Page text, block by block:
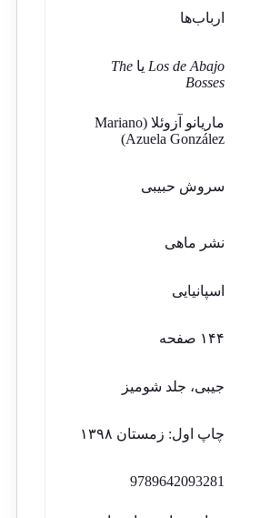
ارباب‌ها
Los de Abajo یا The
Bosses
ماریانو آزوئلا (Mariano
Azuela González)
سروش حبیبی
نشر ماهی
اسپانیایی
۱۴۴ صفحه
جیبی، جلد شومیز
چاپ اول: زمستان ۱۳۹۸
9789642093281